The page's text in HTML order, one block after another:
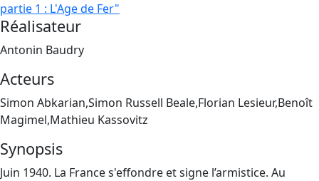
partie 1 : L'Age de Fer"
Réalisateur
Antonin Baudry
Acteurs
Simon Abkarian,Simon Russell Beale,Florian Lesieur,Benoît
Magimel,Mathieu Kassovitz
Synopsis
Juin 1940. La France s'effondre et signe l’armistice. Au